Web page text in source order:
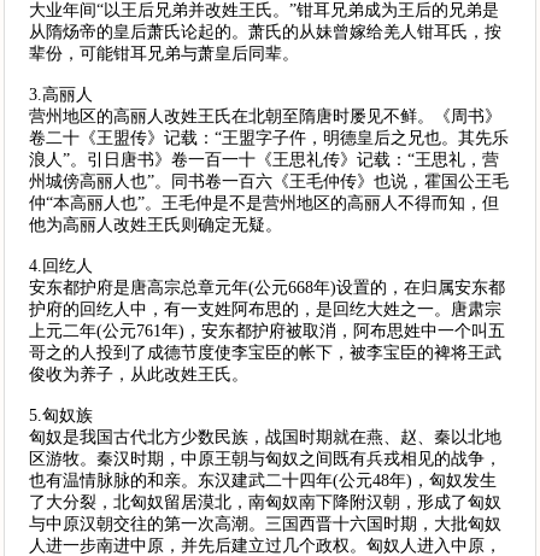
大业年间“以王后兄弟并改姓王氏。”钳耳兄弟成为王后的兄弟是
从隋炀帝的皇后萧氏论起的。萧氏的从妹曾嫁给羌人钳耳氏，按
辈份，可能钳耳兄弟与萧皇后同辈。
3.高丽人
营州地区的高丽人改姓王氏在北朝至隋唐时屡见不鲜。《周书》
卷二十《王盟传》记载：“王盟字子仵，明德皇后之兄也。其先乐
浪人”。引日唐书》卷一百一十《王思礼传》记载：“王思礼，营
州城傍高丽人也”。同书卷一百六《王毛仲传》也说，霍国公王毛
仲“本高丽人也”。王毛仲是不是营州地区的高丽人不得而知，但
他为高丽人改姓王氏则确定无疑。
4.回纥人
安东都护府是唐高宗总章元年(公元668年)设置的，在归属安东都
护府的回纥人中，有一支姓阿布思的，是回纥大姓之一。唐肃宗
上元二年(公元761年)，安东都护府被取消，阿布思姓中一个叫五
哥之的人投到了成德节度使李宝臣的帐下，被李宝臣的裨将王武
俊收为养子，从此改姓王氏。
5.匈奴族
匈奴是我国古代北方少数民族，战国时期就在燕、赵、秦以北地
区游牧。秦汉时期，中原王朝与匈奴之间既有兵戎相见的战争，
也有温情脉脉的和亲。东汉建武二十四年(公元48年)，匈奴发生
了大分裂，北匈奴留居漠北，南匈奴南下降附汉朝，形成了匈奴
与中原汉朝交往的第一次高潮。三国西晋十六国时期，大批匈奴
人进一步南进中原，并先后建立过几个政权。匈奴人进入中原，